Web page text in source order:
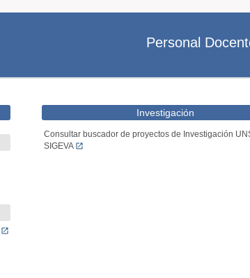
Personal
Investigación
Consultar buscador de proyectos de Investigación
SIGEVA